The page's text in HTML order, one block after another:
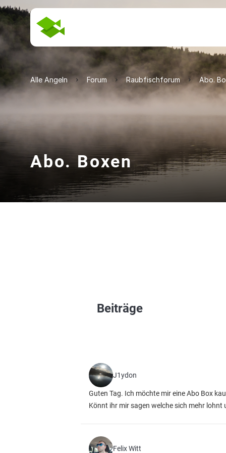
Alle Angeln Forum Raubfischforum Abo.
Abo. Boxen
Beiträge
J1ydon
Guten Tag. Ich möchte mir eine Abo Box
Könnt ihr mir sagen welche sich mehr
Felix Witt